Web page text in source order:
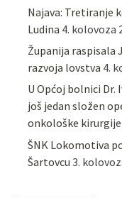
Najava: Tretiranje
Ludina 4. kolovoza
Županija raspisala
razvoja lovstva 4.
U Općoj bolnici Dr.
još jedan složen
onkološke kirurgije
ŠNK Lokomotiva
Šartovcu 3.